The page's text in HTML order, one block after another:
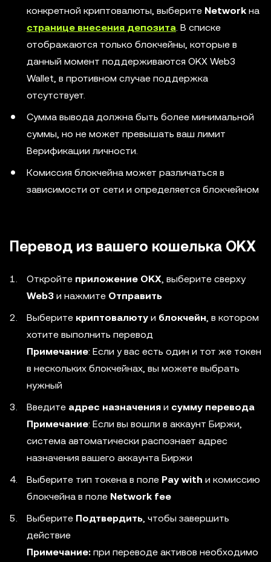
конкретной криптовалюты, выберите Network на
странице внесения депозита . В списке
отображаются только блокчейны, которые в
данный момент поддерживаются OKX Web3
Wallet, в противном случае поддержка
отсутствует.
Сумма вывода должна быть более минимальной
суммы, но не может превышать ваш лимит
Верификации личности.
Комиссия блокчейна может различаться в
зависимости от сети и определяется блокчейном
Перевод из вашего кошелька OKX
Откройте приложение OKX , выберите сверху
Web3 и нажмите Отправить
Выберите криптовалюту и блокчейн , в котором
хотите выполнить перевод
Примечание: Если у вас есть один и тот же токен
в нескольких блокчейнах, вы можете выбрать
нужный
Введите адрес назначения и сумму перевода
Примечание: Если вы вошли в аккаунт Биржи,
система автоматически распознает адрес
назначения вашего аккаунта Биржи
Выберите тип токена в поле Pay with и комиссию
блокчейна в поле Network fee
Выберите Подтвердить , чтобы завершить
действие
Примечание: при переводе активов необходимо